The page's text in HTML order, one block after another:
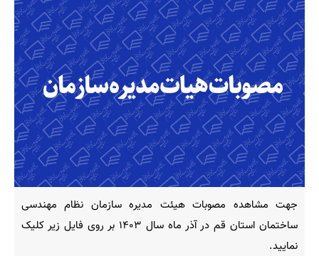
جهت مشاهده مصوبات هیئت مدیره سازمان نظام مهندسی
ساختمان استان قم در آذر ماه سال ۱۴۰۳ بر روی فایل زیر کلیک
نمایید.